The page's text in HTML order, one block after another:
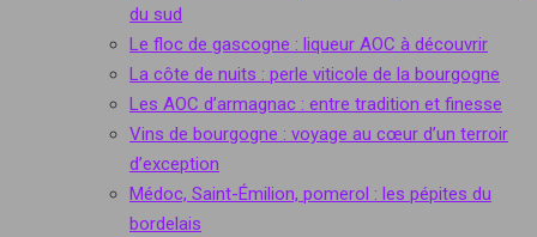
du sud
Le floc de gascogne : liqueur AOC à découvrir
La côte de nuits : perle viticole de la bourgogne
Les AOC d’armagnac : entre tradition et finesse
Vins de bourgogne : voyage au cœur d’un terroir
d’exception
Médoc, Saint-Émilion, pomerol : les pépites du
bordelais